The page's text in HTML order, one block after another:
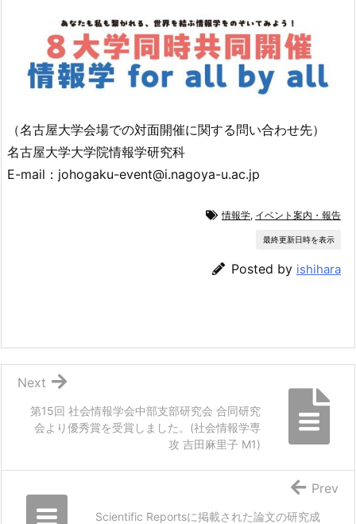
（名古屋大学会場での対面開催に関する問い合わせ先）
名古屋大学大学院情報学研究科
E-mail：johogaku-event@i.nagoya-u.ac.jp
情報学, イベント案内・報告
最終更新日時を表示
Posted by ishihara
第15回 社会情報学会中部支部研究会 合同研究
会より優秀賞を受賞しました。(社会情報学専
攻 吉田麻里子 M1)
Next
Scientific Reportsに掲載された論文の研究成
Prev